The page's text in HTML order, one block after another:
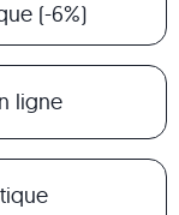
(-6%)
ligne